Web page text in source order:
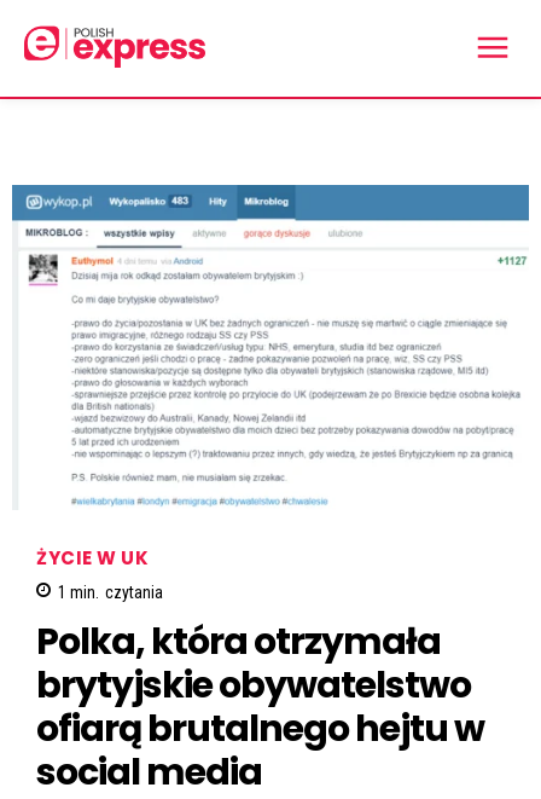
ŻYCIE W UK
1 min. czytania
Polka, która otrzymała
brytyjskie obywatelstwo
ofiarą brutalnego hejtu w
social media